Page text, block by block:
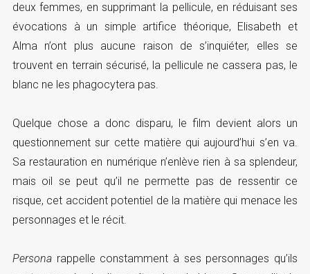
deux femmes, en supprimant la pellicule, en réduisant ses
évocations à un simple artifice théorique, Elisabeth et
Alma n’ont plus aucune raison de s’inquiéter, elles se
trouvent en terrain sécurisé, la pellicule ne cassera pas, le
blanc ne les phagocytera pas.
Quelque chose a donc disparu, le film devient alors un
questionnement sur cette matière qui aujourd’hui s’en va.
Sa restauration en numérique n’enlève rien à sa splendeur,
mais oil se peut qu’il ne permette pas de ressentir ce
risque, cet accident potentiel de la matière qui menace les
personnages et le récit.
Personarappelle constamment à ses personnages qu’ils